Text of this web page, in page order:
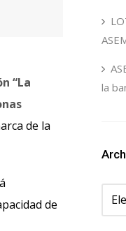
“La
de la
de
la